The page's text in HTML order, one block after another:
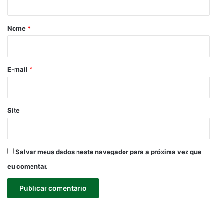
r
*
Nome *
E-mail *
Site
Salvar meus dados neste navegador para a próxima vez que
eu comentar.